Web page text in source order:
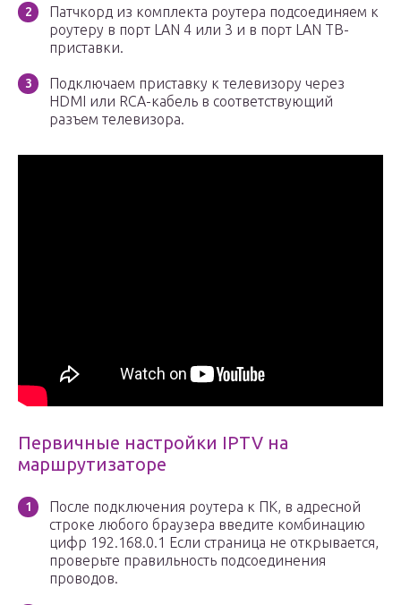
Патчкорд из комплекта роутера подсоединяем к
роутеру в порт LAN 4 или 3 и в порт LAN ТВ-
приставки.
Подключаем приставку к телевизору через
HDMI или RCA-кабель в соответствующий
разъем телевизора.
Первичные настройки IPTV на
маршрутизаторе
После подключения роутера к ПК, в адресной
строке любого браузера введите комбинацию
цифр 192.168.0.1 Если страница не открывается,
проверьте правильность подсоединения
проводов.